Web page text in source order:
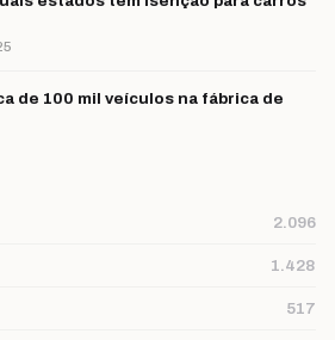
de 100 mil veículos na fábrica de
2.096
1.428
517